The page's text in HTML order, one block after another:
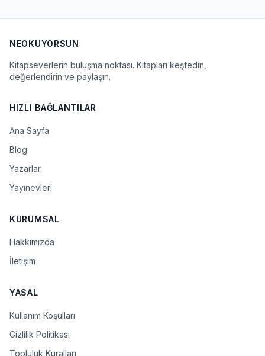
NEOKUYORSUN
Kitapseverlerin buluşma noktası. Kitapları keşfedin,
değerlendirin ve paylaşın.
HIZLI BAĞLANTILAR
Ana Sayfa
Blog
Yazarlar
Yayınevleri
KURUMSAL
Hakkımızda
İletişim
YASAL
Kullanım Koşulları
Gizlilik Politikası
Topluluk Kuralları